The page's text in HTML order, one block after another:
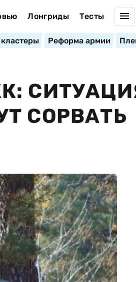
Лонгриды Тесты
Реформа армии
СОРВАТЬ